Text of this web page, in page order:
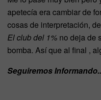
apetecía era cambiar de
cosas de interpretación,
El club del 1% no deja de
bomba. Así que al final ,
Seguiremos Informando..